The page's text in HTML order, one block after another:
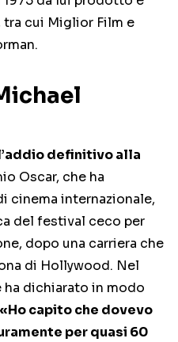
cui Miglior Film e
definitivo alla
Oscar, che ha
cinema internazionale,
del festival ceco per
dopo una carriera che
di Hollywood. Nel
ha dichiarato in modo
«Ho capito che dovevo
per quasi 60